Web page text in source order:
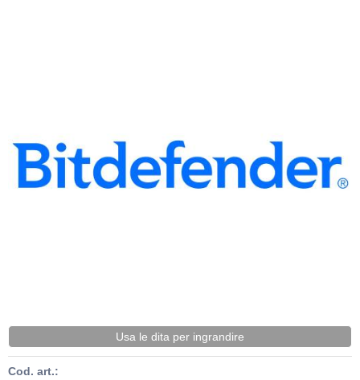
Usa le dita per ingrandire
Cod. art.: